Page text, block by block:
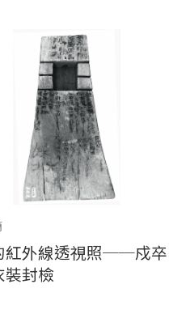
紅外線透視照──戍卒
裝封檢